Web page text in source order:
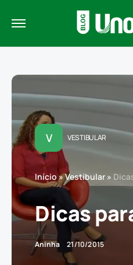
V VESTIBULAR
Início»Vestibular »
Dicas
Aninha 21/10/2015